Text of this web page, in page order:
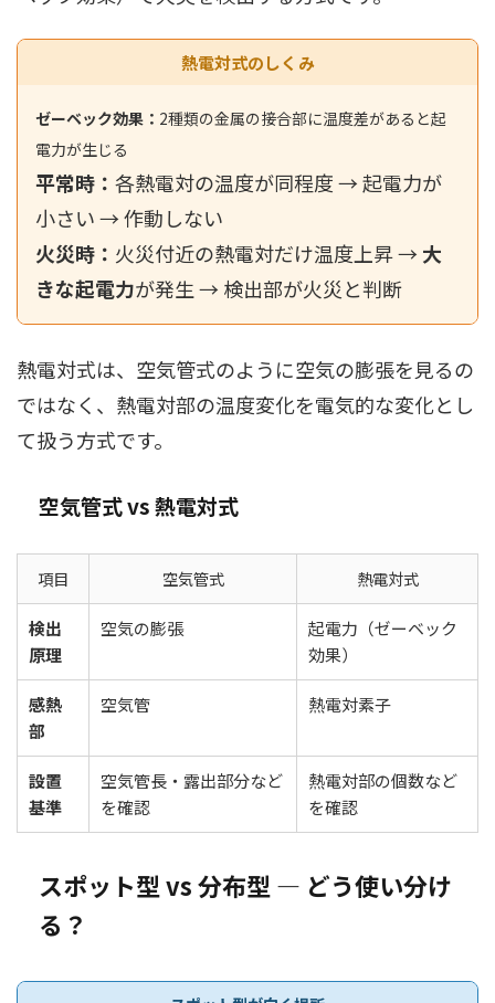
熱電対式のしくみ
ゼーベック効果： 2種類の金属の接合部に温度差があると起
電力が生じる
平常時： 各熱電対の温度が同程度 → 起電力が
小さい → 作動しない
火災時： 火災付近の熱電対だけ温度上昇 → 大
きな起電力が発生 → 検出部が火災と判断
熱電対式は、空気管式のように空気の膨張を見るの
ではなく、熱電対部の温度変化を電気的な変化とし
て扱う方式です。
空気管式 vs 熱電対式
項目 空気管式 熱電対式
検出
原理
空気の膨張
起電力（ゼーベック
効果）
感熱
部
空気管 熱電対素子
設置
基準
空気管長・露出部分など
を確認
熱電対部の個数など
を確認
スポット型 vs 分布型 ― どう使い分け
る？